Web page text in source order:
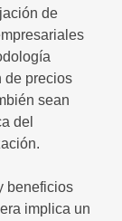
de
de precios
sean
del
beneficios
implica un